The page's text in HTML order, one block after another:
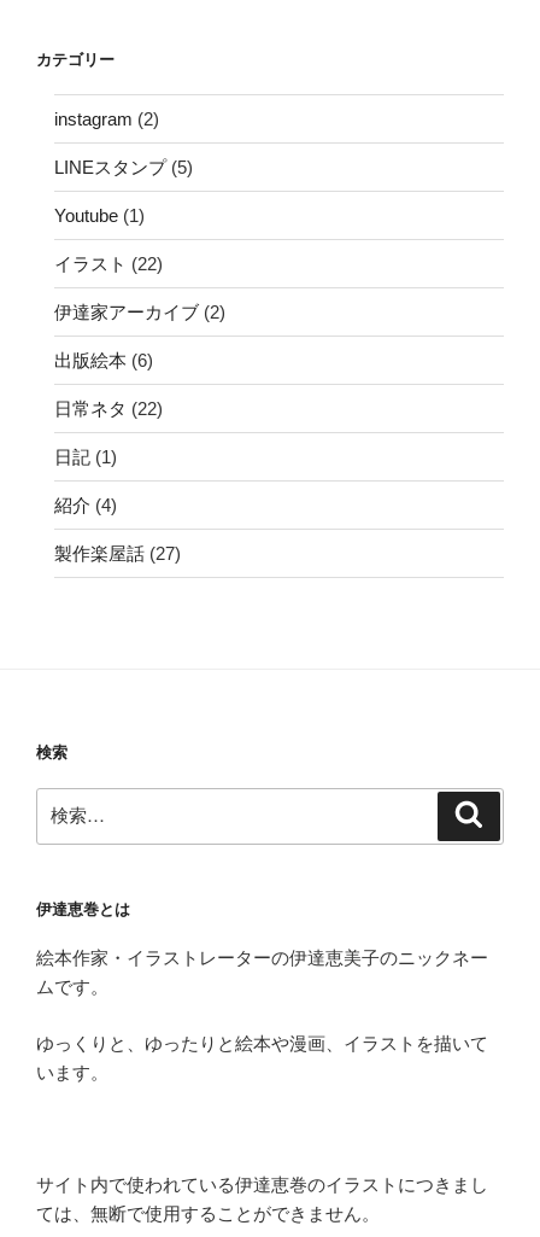
カテゴリー
instagram (2)
LINEスタンプ(5)
Youtube (1)
イラスト (22)
伊達家アーカイブ (2)
出版絵本 (6)
日常ネタ (22)
日記 (1)
紹介 (4)
製作楽屋話 (27)
検索
索:
伊達恵巻とは
絵本作家・イラストレーターの伊達恵美子のニックネー
ムです。
ゆっくりと、ゆったりと絵本や漫画、イラストを描いて
います。
サイト内で使われている伊達恵巻のイラストにつきまし
ては、無断で使用することができません。